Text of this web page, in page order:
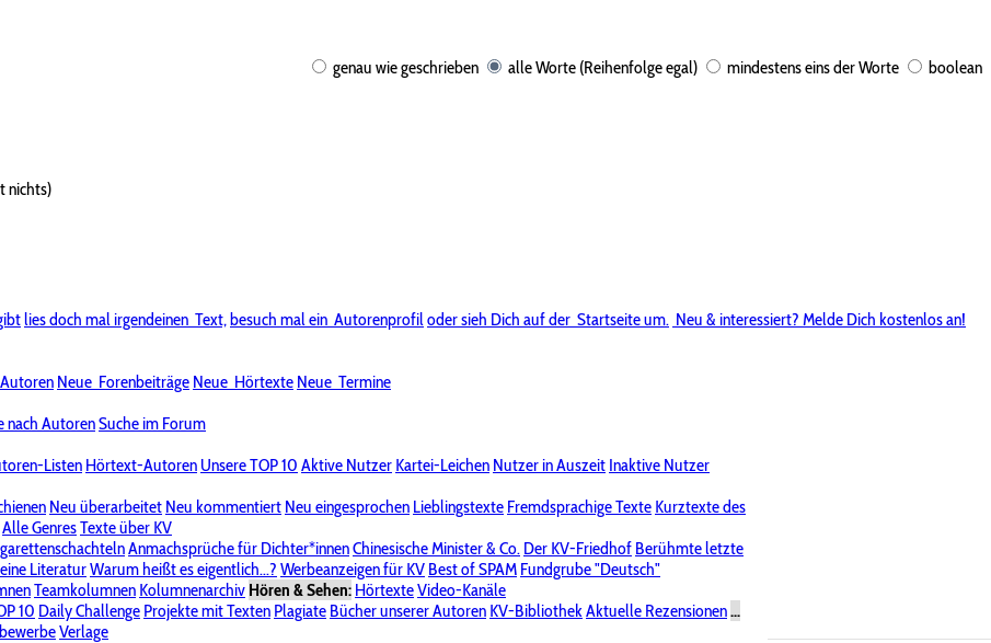
genau wie geschrieben alle Worte (Reihenfolge egal) mindestens eins der Worte boolean
nichts)
lies doch mal irgendeinen Text,besuch mal ein Autorenprofiloder sieh Dich auf der Startseite um. Neu & interessiert? Melde Dich kostenlos an!
Autoren Neue Forenbeiträge Neue Hörtexte Neue Termine
nach AutorenSuche im Forum
Listen Hörtext-Autoren Unsere TOP 10 Aktive Nutzer Kartei-Leichen Nutzer in Auszeit Inaktive Nutzer
Neu überarbeitet Neu kommentiert Neu eingesprochen Lieblingstexte Fremdsprachige Texte Kurztexte des
Alle GenresTexte über KV
Anmachsprüche für Dichter*innenChinesische Minister & Co. Der KV-Friedhof Berühmte letzte
LiteraturWarum heißt es eigentlich...? Werbeanzeigen für KV Best of SPAM Fundgrube "Deutsch"
Teamkolumnen Kolumnenarchiv Hören & Sehen: HörtexteVideo-Kanäle
10 Daily Challenge Projekte mit Texten Plagiate Bücher unserer Autoren KV-BibliothekAktuelle Rezensionen...
Verlage
Board"Bereich "Literatur & Schreiberei"
KV Unsere SpenderlisteAlle Wege führen zu KVPasswort vergessen?
StalkingDatenschutzerklärungImpressum